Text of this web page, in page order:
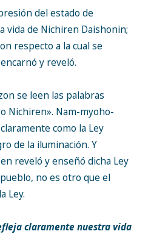
del estado de
vida de Nichiren Daishonin;
respecto a la cual se
y reveló.
se leen las palabras
Nichiren». Nam-myoho-
como la Ley
de la iluminación. Y
reveló y enseñó dicha Ley
no es otro que el
Ley.
claramente nuestra vida